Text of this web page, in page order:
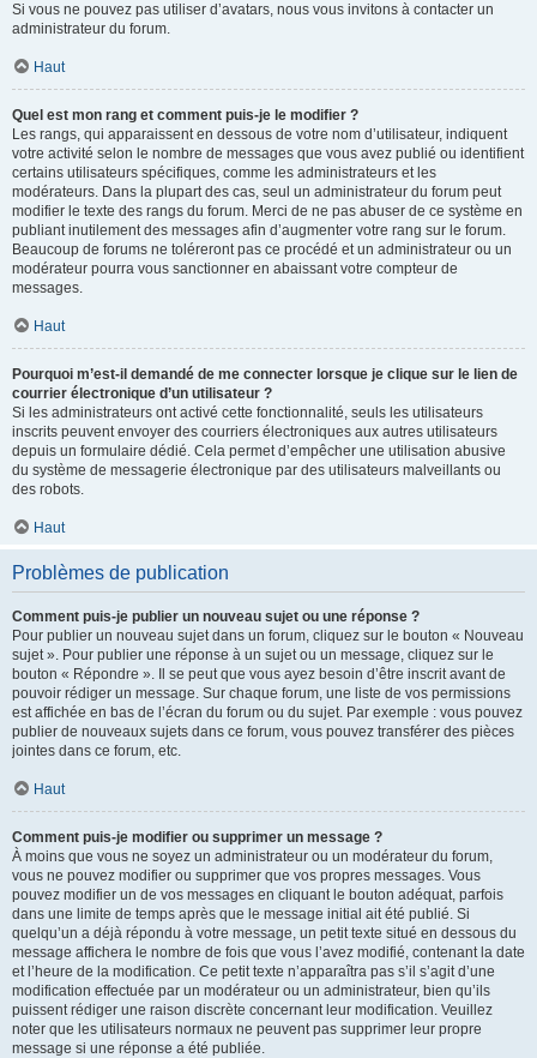
Si vous ne pouvez pas utiliser d’avatars, nous vous invitons à contacter un
administrateur du forum.
Haut
Quel est mon rang et comment puis-je le modifier ?
Les rangs, qui apparaissent en dessous de votre nom d’utilisateur, indiquent
votre activité selon le nombre de messages que vous avez publié ou identifient
certains utilisateurs spécifiques, comme les administrateurs et les
modérateurs. Dans la plupart des cas, seul un administrateur du forum peut
modifier le texte des rangs du forum. Merci de ne pas abuser de ce système en
publiant inutilement des messages afin d’augmenter votre rang sur le forum.
Beaucoup de forums ne toléreront pas ce procédé et un administrateur ou un
modérateur pourra vous sanctionner en abaissant votre compteur de
messages.
Haut
Pourquoi m’est-il demandé de me connecter lorsque je clique sur le lien de
courrier électronique d’un utilisateur ?
Si les administrateurs ont activé cette fonctionnalité, seuls les utilisateurs
inscrits peuvent envoyer des courriers électroniques aux autres utilisateurs
depuis un formulaire dédié. Cela permet d’empêcher une utilisation abusive
du système de messagerie électronique par des utilisateurs malveillants ou
des robots.
Haut
Problèmes de publication
Comment puis-je publier un nouveau sujet ou une réponse ?
Pour publier un nouveau sujet dans un forum, cliquez sur le bouton « Nouveau
sujet ». Pour publier une réponse à un sujet ou un message, cliquez sur le
bouton « Répondre ». Il se peut que vous ayez besoin d’être inscrit avant de
pouvoir rédiger un message. Sur chaque forum, une liste de vos permissions
est affichée en bas de l’écran du forum ou du sujet. Par exemple : vous pouvez
publier de nouveaux sujets dans ce forum, vous pouvez transférer des pièces
jointes dans ce forum, etc.
Haut
Comment puis-je modifier ou supprimer un message ?
À moins que vous ne soyez un administrateur ou un modérateur du forum,
vous ne pouvez modifier ou supprimer que vos propres messages. Vous
pouvez modifier un de vos messages en cliquant le bouton adéquat, parfois
dans une limite de temps après que le message initial ait été publié. Si
quelqu’un a déjà répondu à votre message, un petit texte situé en dessous du
message affichera le nombre de fois que vous l’avez modifié, contenant la date
et l’heure de la modification. Ce petit texte n’apparaîtra pas s’il s’agit d’une
modification effectuée par un modérateur ou un administrateur, bien qu’ils
puissent rédiger une raison discrète concernant leur modification. Veuillez
noter que les utilisateurs normaux ne peuvent pas supprimer leur propre
message si une réponse a été publiée.